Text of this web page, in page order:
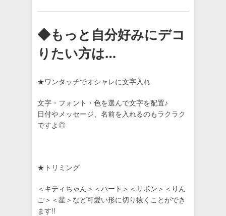
◆もっと自分好みにデコ
りたい方は…
★ワンタッチでオシャレに文字入れ
文字・フォント・色を選んで文字を配置♪
日付やメッセージ、名前を入れるのもラクラク
ですよ◎
★トリミング
＜キティちゃん＞＜ハート＞＜リボン＞＜りん
ご＞＜星＞など可愛い形に切り抜くことができ
ます!!